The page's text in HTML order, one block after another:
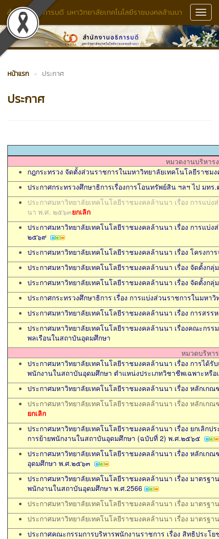
สำนักงานอธิการบดี มหาวิทยาลัยเทคโนโลยีราชมงคลล้านนา
หน้าแรก ประกาศ
ประกาศ
หมวดงานบริหาร
กฎกระทรวง จัดตั้งส่วนราชการในมหาวิทยาลัยเทคโนโลยีราช
ประกาศกระทรวงศึกษาธิการเรื่องการโอนทรัพย์สิน ฯลฯ ไป มท
ประกาศมหาวิทยาลัยเทคโนโลยีราชมงคลล้านนา เรื่อง การแบ่
นา พ.ศ. ๒๕๖๓ยกเลิก
ประกาศมหาวิทยาลัยเทคโนโลยีราชมงคลล้านนา เรื่อง การแบ่
๒๕๖๙
ประกาศมหาวิทยาลัยเทคโนโลยีราชมงคลล้านนา เรื่อง โครงก
ประกาศมหาวิทยาลัยเทคโนโลยีราชมงคลล้านนา เรื่อง จัดตั้งก
ประกาศมหาวิทยาลัยเทคโนโลยีราชมงคลล้านนา เรื่อง จัดตั้งก
ประกาศกระทรวงศึกษาธิการ เรื่อง การแบ่งส่วนราชการในมห
ประกาศมหาวิทยาลัยเทคโนโลยีราชมงคลล้านนา เรื่อง การสร
ประกาศมหาวิทยาลัยเทคโนโลยีราชมงคลล้านนา เรื่องคณะกร
พลเรือนในสถาบันอุดมศึกษา
หมวดบริหา
ประกาศมหาวิทยาลัยเทคโนโลยีราชมงคลล้านนา เรื่อง การได้
พนักงานในสถาบันอุดมศึกษา ตำแหน่งประเภทวิชาชีพเฉพาะหรื
ประกาศมหาวิทยาลัยเทคโนโลยีราชมงคลล้านนา เรื่อง หลักเ
ประกาศมหาวิทยาลัยเทคโนโลยีราชมงคลล้านนา เรื่อง หลักเ
ยกเลิก
ประกาศมหาวิทยาลัยเทคโนโลยีราชมงคลล้านนา เรื่อง ยกเลิก
การย้ายพนักงานในสถาบันอุดมศึกษา (ฉบับที่ 2) พ.ศ.๒๕๖๕
ประกาศมหาวิทยาลัยเทคโนโลยีราชมงคลล้านนา เรื่อง หลักเ
อุดมศึกษา พ.ศ.๒๕๖๓
ประกาศมหาวิทยาลัยเทคโนโลยีราชมงคลล้านนา เรื่อง มาตรฐ
พนักงานในสถาบันอุดมศึกษา พ.ศ.2566
ประกาศมหาวิทยาลัยเทคโนโลยีราชมงคลล้านนา เรื่อง มาตรฐ
ประกาศมหาวิทยาลัยเทคโนโลยีราชมงคลล้านนา เรื่อง มาตรฐ
ประกาศคณะกรรมการบริหารพนักงานราชการ เรื่อง สิทธิประ